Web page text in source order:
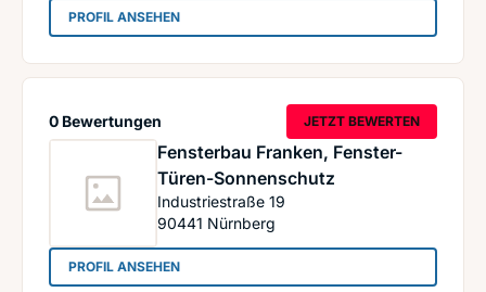
PROFIL ANSEHEN: Johann Annabring Bauelemente
Fensterbau Franken, Fenster-
Türen-Sonnenschutz
Industriestraße 19
90441 Nürnberg
0 Bewertungen JETZT BEWERTEN
PROFIL ANSEHEN: Fensterbau Franken, Fenster-Türen-